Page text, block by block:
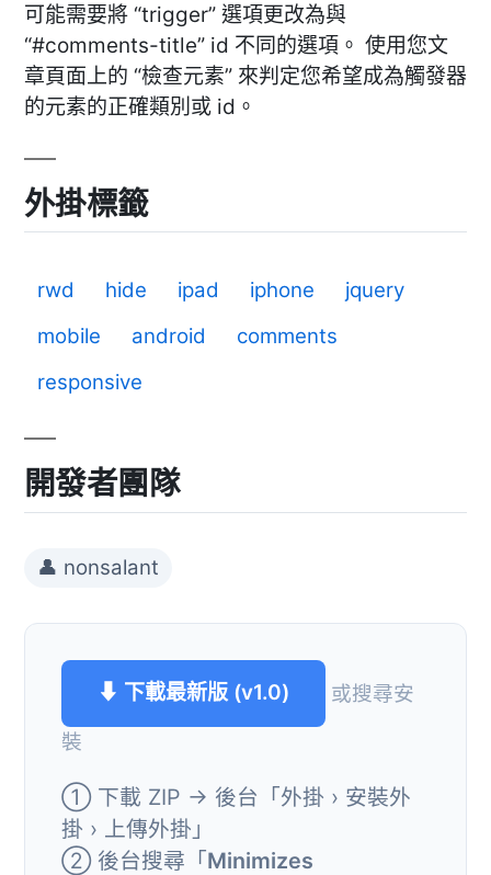
可能需要將 “trigger” 選項更改為與
“#comments-title” id 不同的選項。 使用您文
章頁面上的 “檢查元素” 來判定您希望成為觸發器
的元素的正確類別或 id。
外掛標籤
rwd hide ipad iphone
jquery
mobile
android
comments
responsive
開發者團隊
👤 nonsalant
⬇ 下載最新版 (v1.0)
或搜尋安
裝
① 下載 ZIP → 後台「外掛 › 安裝外
掛 › 上傳外掛」
② 後台搜尋「Minimizes